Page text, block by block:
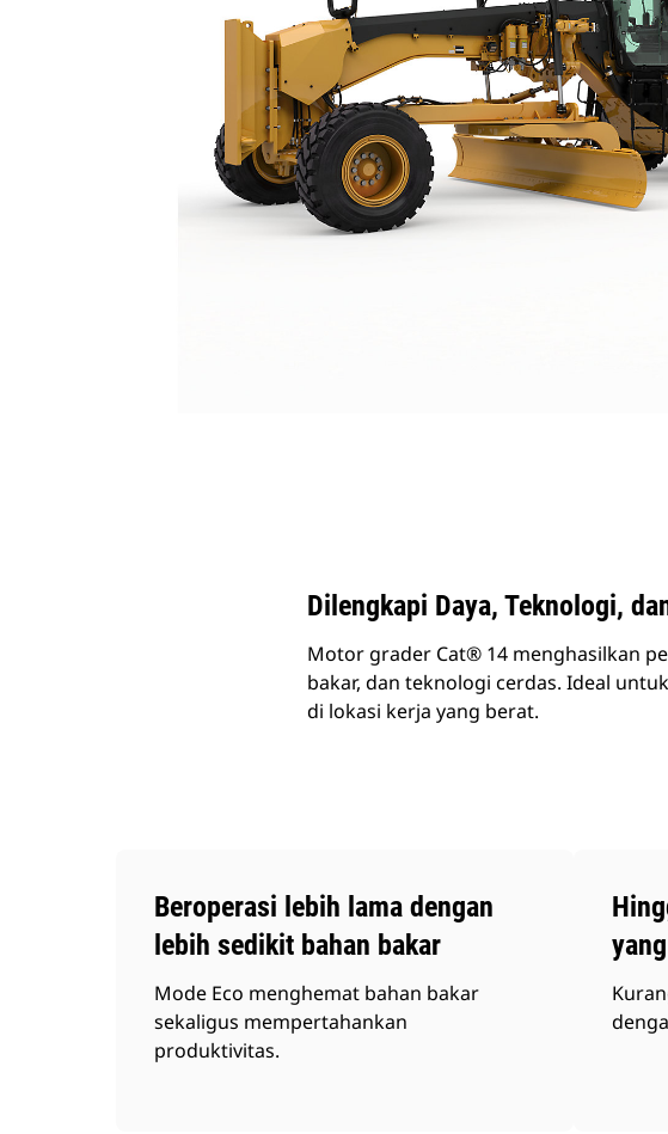
Dilengkapi Daya, Teknologi,
Motor grader Cat® 14 menghasilkan
bakar, dan teknologi cerdas. Ideal
di lokasi kerja yang berat.
Beroperasi lebih lama dengan
lebih sedikit bahan bakar
Mode Eco menghemat bahan bakar
sekaligus mempertahankan
produktivitas.